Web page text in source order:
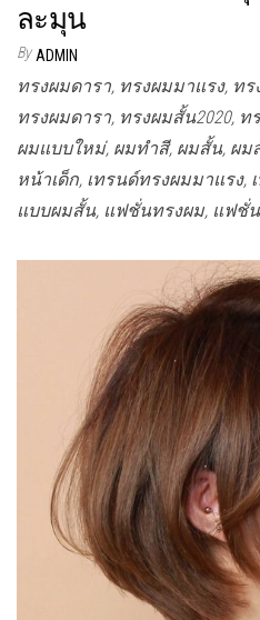
ละมุน
By ADMIN
ทรงผมดารา, ทรงผมมาแรง, ท
ทรงผมดารา, ทรงผมสั้น2020,
ผมแบบใหม่, ผมทำสี, ผมสั้น, ผ
หน้าเด็ก, เทรนด์ทรงผมมาแรง,
แบบผมสั้น, แฟชั่นทรงผม, แฟชั่